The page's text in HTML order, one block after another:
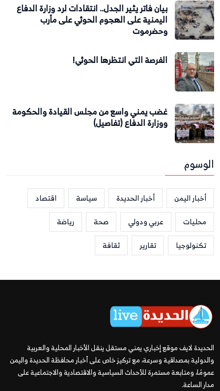
بيان فاتر يثير الجدل.. انتقادات لرد وزارة الدفاع
اليمنية على الهجوم الحوثي على مأرب
وحضرموت
الفرصة التي انتظرها الحوثي!
غضب يمني واسع من مجلس القيادة والحكومة
ووزارة الدفاع (تفاصيل)
الوسوم
أخبار اليمن أخبار الحديدة سياسة
اقتصاد
محليات
عربي ودولي صحة
رياضة
تكنولوجيا
تقارير ثقافة
الحديدة لايف موقع إخباري يمني مستقل ينقل الأخبار المحلية والعربية
والدولية بمصداقية وسرعة، مع تركيز خاص على أخبار محافظة الحديدة واليمن
عمومًا، ومتابعة مستمرة للأحداث السياسية والاقتصادية والاجتماعية على
مدار الساعة.